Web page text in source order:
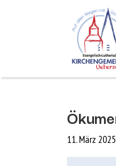
11. März 2025